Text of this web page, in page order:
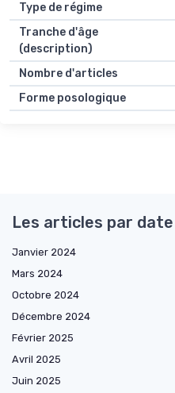
Type de régime
Tranche d'âge
(description)
Nombre d'articles
Forme posologique
Les articles par date
Janvier 2024
Mars 2024
Octobre 2024
Décembre 2024
Février 2025
Avril 2025
Juin 2025